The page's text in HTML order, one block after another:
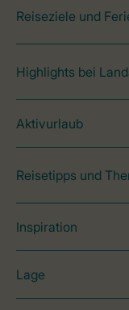
Reiseziele und
Highlights bei
Aktivurlaub
Reisetipps und
Inspiration
Lage